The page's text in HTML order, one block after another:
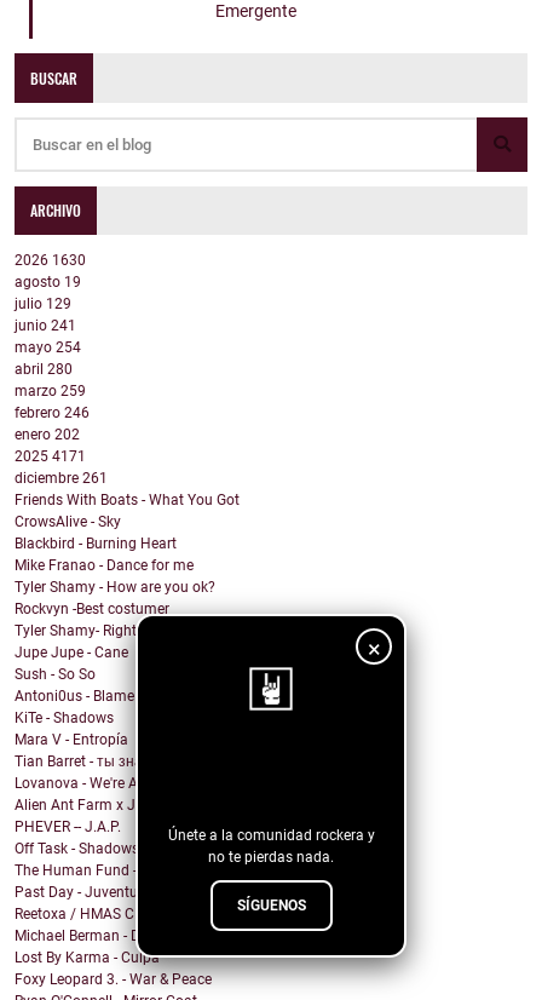
×
Únete a la comunidad rockera y
no te pierdas nada.
SÍGUENOS
Emergente
BUSCAR
ARCHIVO
2026 1630
agosto 19
julio 129
junio 241
mayo 254
abril 280
marzo 259
febrero 246
enero 202
2025 4171
diciembre 261
Friends With Boats - What You Got
CrowsAlive - Sky
Blackbird - Burning Heart
Mike Franao - Dance for me
Tyler Shamy - How are you ok?
Rockvyn -Best costumer
Tyler Shamy- Right?
Jupe Jupe - Cane
Sush - So So
Antoni0us - Blame me
KiTe - Shadows
Mara V - Entropía
Tian Barret - ты знаешь, где мои ключи?
Lovanova - We're All In It Together
Alien Ant Farm x Judge & Jury - Bad Attitude
PHEVER -- J.A.P.
Off Task - Shadows
The Human Fund - Chums and Chumps
Past Day - Juventud Distante
Reetoxa / HMAS CERBERUS
Michael Berman - Dreamed About You
Lost By Karma - Culpa
Foxy Leopard 3. - War & Peace